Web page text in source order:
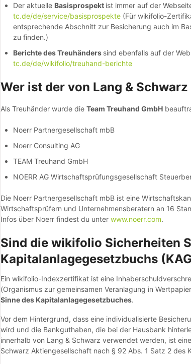
Der aktuelle Basisprospekt ist immer auf der
tc.de/de/service/basisprospekte (Für wikifolio-
entsprechende Abschnitt zur Besicherung auch im
zu finden.)
Berichte des Treuhänders sind ebenfalls auf der
tc.de/de/wikifolio/treuhand-berichte
Wer ist der von Lang &
Als Treuhänder wurde die Team Treuhand GmbH
Noerr Partnergesellschaft mbB
Noerr Consulting AG
TEAM Treuhand GmbH
NOERR AG Wirtschaftsprüfungsgesellschaft
Die Noerr Partnergesellschaft mbB ist eine
Wirtschaftsprüfern und Unternehmensberatern an 16
Infos über Noerr findest du unter www.noerr.com.
Sind die wikifolio Sicherheiten
Kapitalanlagegesetzbuchs
Ein wikifolio-Indexzertifikat ist eine
(Organismus zur gemeinsamen Veranlagung in
Sinne des Kapitalanlagegesetzbuches.
Vor dem Hintergrund, dass eine individualisierte
wird und die Bankguthaben, die bei der Hausbank
innerhalb von Lang & Schwarz verwendet werden, ist
Schwarz Aktiengesellschaft nach § 92 Abs. 1 Satz 2 des